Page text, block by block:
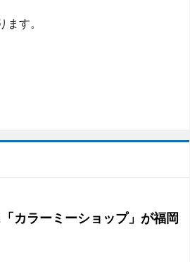
す。
カラーミーショップ」が福岡